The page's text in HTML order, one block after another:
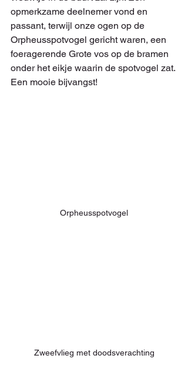
opmerkzame deelnemer vond en
passant, terwijl onze ogen op de
Orpheusspotvogel gericht waren, een
foeragerende Grote vos op de bramen
onder het eikje waarin de spotvogel zat.
Een mooie bijvangst!
Orpheusspotvogel
Zweefvlieg met doodsverachting